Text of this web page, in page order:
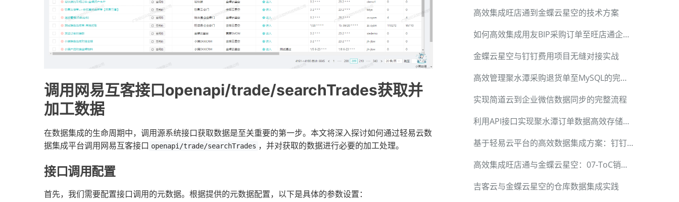
调用网易互客接口openapi/trade/searchTrades获取并
加工数据
在数据集成的生命周期中，调用源系统接口获取数据是至关重要的第一步。本文将深入探讨如何通过轻易云数
据集成平台调用网易互客接口 openapi/trade/searchTrades ，并对获取的数据进行必要的加工处理。
接口调用配置
首先，我们需要配置接口调用的元数据。根据提供的元数据配置，以下是具体的参数设置：
高效集成旺店通到金蝶云星空的技术方案
如何高效集成用友BIP采购订单至旺店通企业奇门
金蝶云星空与钉钉费用项目无缝对接实战
高效管理聚水潭采购退货单至MySQL的完整流程
实现简道云到企业微信数据同步的完整流程
利用API接口实现聚水潭订单数据高效存储至MySQL
基于轻易云平台的高效数据集成方案：钉钉与金蝶云星空无缝对接
高效集成旺店通与金蝶云星空：07-ToC销售出库单解决方案
吉客云与金蝶云星空的仓库数据集成实践